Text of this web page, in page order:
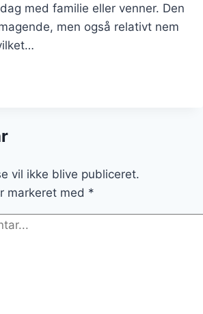
med familie eller venner. Den
men også relativt nem
vil ikke blive publiceret.
markeret med *